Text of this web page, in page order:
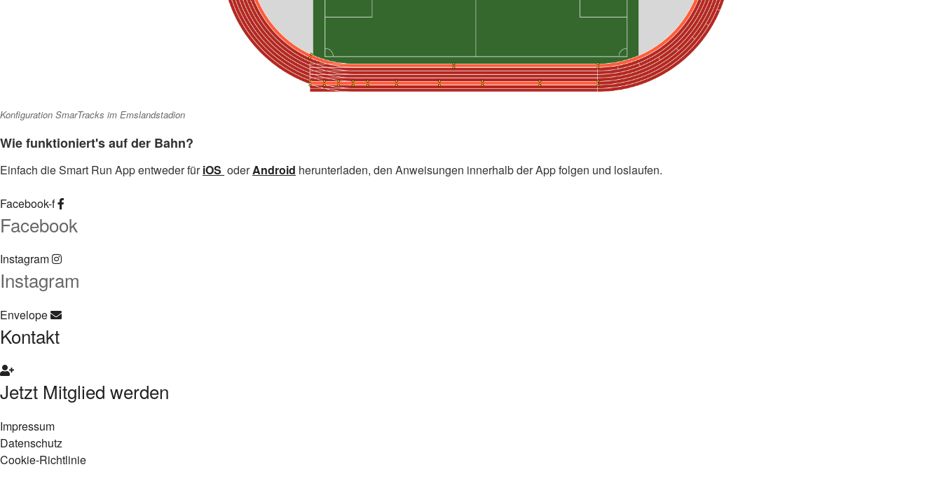
Konfiguration SmarTracks im Emslandstadion
Wie funktioniert's auf der Bahn?
Einfach die Smart Run App entweder füriOS oderAndroid herunterladen, den Anweisungen innerhalb der App folgen und loslaufen.
Facebook-f
Facebook
Instagram
Instagram
Envelope
Kontakt
Jetzt Mitglied werden
Impressum
Datenschutz
Cookie-Richtlinie